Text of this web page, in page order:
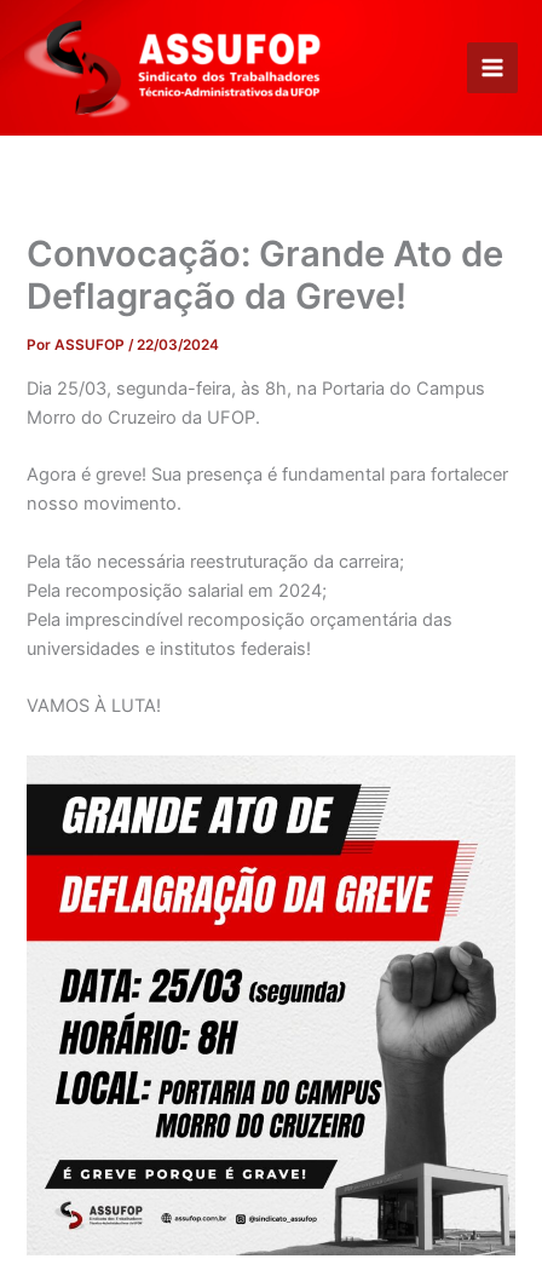
para
conteúdo
Convocação: Grande Ato de
Deflagração da Greve!
PorASSUFOP/22/03/2024
Dia 25/03, segunda-feira, às 8h, na Portaria do Campus
Morro do Cruzeiro da UFOP.
Agora é greve! Sua presença é fundamental para fortalecer
nosso movimento.
Pela tão necessária reestruturação da carreira;
Pela recomposição salarial em 2024;
Pela imprescindível recomposição orçamentária das
universidades e institutos federais!
VAMOS À LUTA!